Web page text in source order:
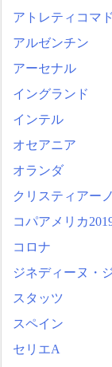
アトレティコマ
アルゼンチン
アーセナル
イングランド
インテル
オセアニア
オランダ
クリスティアー
コパアメリカ
コロナ
ジネディーヌ・
スタッツ
スペイン
セリエA